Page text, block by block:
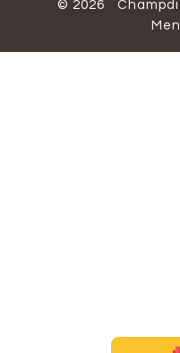
© 2026